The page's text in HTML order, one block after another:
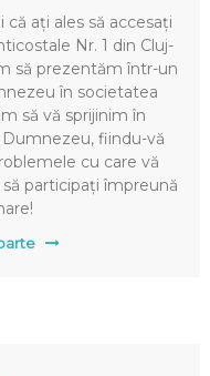
ați ales să accesați
Nr. 1 din Cluj-
să prezentăm într-un
în societatea
să vă sprijinim în
fiindu-vă
cu care vă
participați împreună